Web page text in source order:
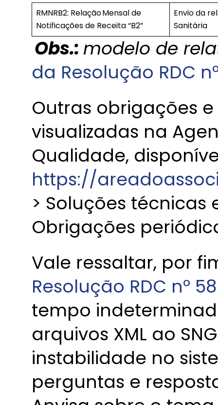
RMNRB2: Relação Mensal de
Notificações de Receita “B2”
Envio da
Sanitária
Obs.: modelo de
da Resolução RDC
Outras obrigações
visualizadas na
Qualidade,
https://
> Soluções técnicas
Obrigações
Vale ressaltar, por
Resolução RDC nº
tempo
arquivos XML ao
instabilidade no
perguntas e